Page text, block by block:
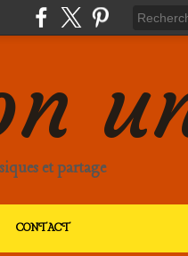
et partage
CONTACT